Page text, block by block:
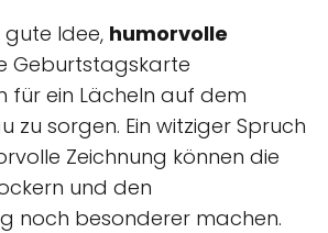
gute Idee, humorvolle
Geburtstagskarte
für ein Lächeln auf dem
zu sorgen. Ein witziger Spruch
Zeichnung können die
und den
noch besonderer machen.